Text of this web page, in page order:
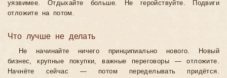
уязвимее. Отдыхайте больше. Не геройствуйте. Подвиги
отложите на потом.
Что лучше не делать
Не начинайте ничего принципиально нового. Новый
бизнес, крупные покупки, важные переговоры — отложите.
Начнёте сейчас — потом переделывать придётся.